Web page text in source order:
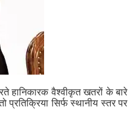
हानिकारक वैश्वीकृत खतरों के बारे
सिर्फ स्थानीय स्तर पर